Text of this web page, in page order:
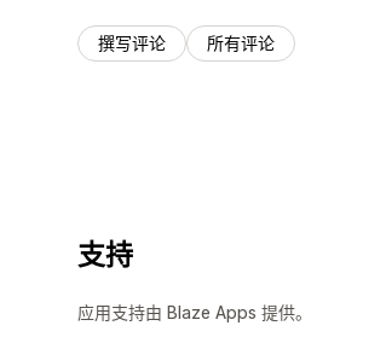
撰写评论 所有评论
支持
应用支持由 Blaze Apps 提供。